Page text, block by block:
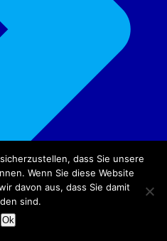
dass Sie unsere
Wenn Sie diese Website
davon aus, dass Sie damit
sind.
Ok